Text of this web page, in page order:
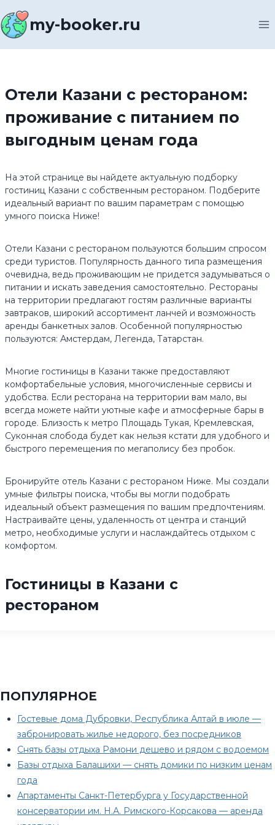
к
содержимомуmy-booker.ru
Отели Казани с рестораном:
проживание с питанием по
выгодным ценам года
На этой странице вы найдете актуальную подборку
гостиниц Казани с собственным рестораном. Подберите
идеальный вариант по вашим параметрам с помощью
умного поиска Ниже!
Отели Казани с рестораном пользуются большим спросом
среди туристов. Популярность данного типа размещения
очевидна, ведь проживающим не придется задумываться о
питании и искать заведения самостоятельно. Рестораны
на территории предлагают гостям различные варианты
завтраков, широкий ассортимент ланчей и возможность
аренды банкетных залов. Особенной популярностью
пользуются: Амстердам, Легенда, Татарстан.
Многие гостиницы в Казани также предоставляют
комфортабельные условия, многочисленные сервисы и
удобства. Если ресторана на территории вам мало, вы
всегда можете найти уютные кафе и атмосферные бары в
городе. Близость к метро Площадь Тукая, Кремлевская,
Суконная слобода будет как нельзя кстати для удобного и
быстрого перемещения по мегаполису без пробок.
Бронируйте отель Казани с рестораном Ниже. Мы создали
умные фильтры поиска, чтобы вы могли подобрать
идеальный объект размещения по вашим предпочтениям.
Настраивайте цены, удаленность от центра и станций
метро, необходимые услуги и наслаждайтесь отдыхом с
комфортом.
Гостиницы в Казани с
рестораном
ПОПУЛЯРНОЕ
Гостевые дома Дубровки, Республика Алтай в июле —
забронировать жилье недорого, без посредников
Снять базы отдыха Рамони дешево и рядом с водоемом
Базы отдыха Балашихи — снять домики по низким ценам
года
Апартаменты Санкт-Петербурга у Государственной
консерватории им. Н.А. Римского-Корсакова — аренда